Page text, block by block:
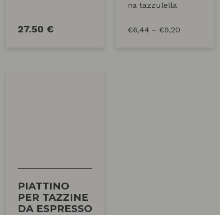
27.50 €
na tazzulella
€6,44 – €9,20
PIATTINO
PER TAZZINE
DA ESPRESSO